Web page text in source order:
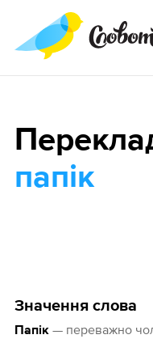
Значення слова
Папік— переважно
папік